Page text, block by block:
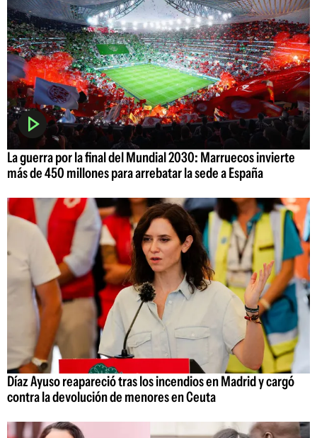
La guerra por la final del Mundial 2030: Marruecos invierte
más de 450 millones para arrebatar la sede a España
Díaz Ayuso reapareció tras los incendios en Madrid y cargó
contra la devolución de menores en Ceuta